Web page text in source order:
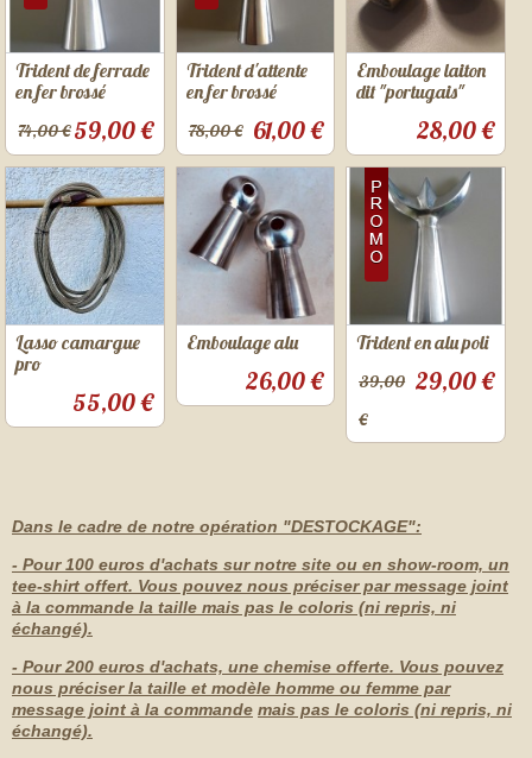
Trident de ferrade
en fer brossé
59,00 €
74,00 €
Trident d'attente
en fer brossé
61,00 €
78,00 €
Emboulage laiton
dit "portugais"
28,00 €
Lasso camargue
pro
55,00 €
Emboulage alu
26,00 €
Trident en alu poli
29,00 €
39,00
€
Dans le cadre de notre opération "DESTOCKAGE":
- Pour 100 euros d'achats sur notre site ou en show-room, un
tee-shirt offert. Vous pouvez nous préciser par message joint
à la commande la taille mais pas le coloris (ni repris, ni
échangé).
- Pour 200 euros d'achats, une chemise offerte. Vous pouvez
nous préciser la taille et modèle homme ou femme par
message joint à la commande mais pas le coloris (ni repris, ni
échangé).